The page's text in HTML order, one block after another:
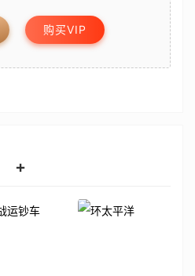
购买VIP
+